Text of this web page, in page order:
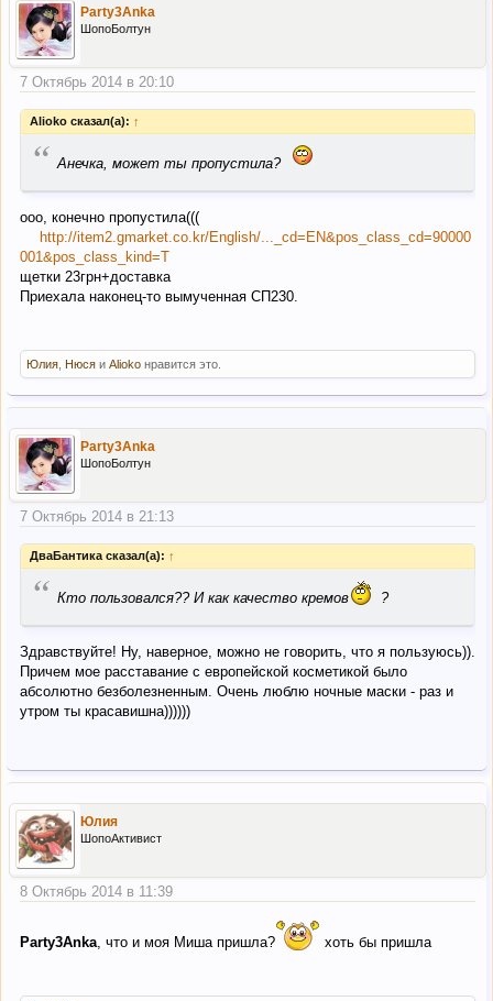
Party3Anka
ШопоБолтун
7 Октябрь 2014 в 20:10
Alioko сказал(а): ↑
“ Анечка, может ты пропустила?
ооо, конечно пропустила(((
http://item2.gmarket.co.kr/English/..._cd=EN&pos_class_cd=90000
001&pos_class_kind=T
щетки 23грн+доставка
Приехала наконец-то вымученная СП230.
Юлия Нюся и Alioko нравится это.
Party3Anka
ШопоБолтун
7 Октябрь 2014 в 21:13
ДваБантика сказал(а): ↑
“ Кто пользовался?? И как качество кремов ?
Здравствуйте! Ну, наверное, можно не говорить, что я пользуюсь)).
Причем мое расставание с европейской косметикой было
абсолютно безболезненным. Очень люблю ночные маски - раз и
утром ты красавишна))))))
Юлия
ШопоАктивист
8 Октябрь 2014 в 11:39
Party3Anka , что и моя Миша пришла? хоть бы пришла